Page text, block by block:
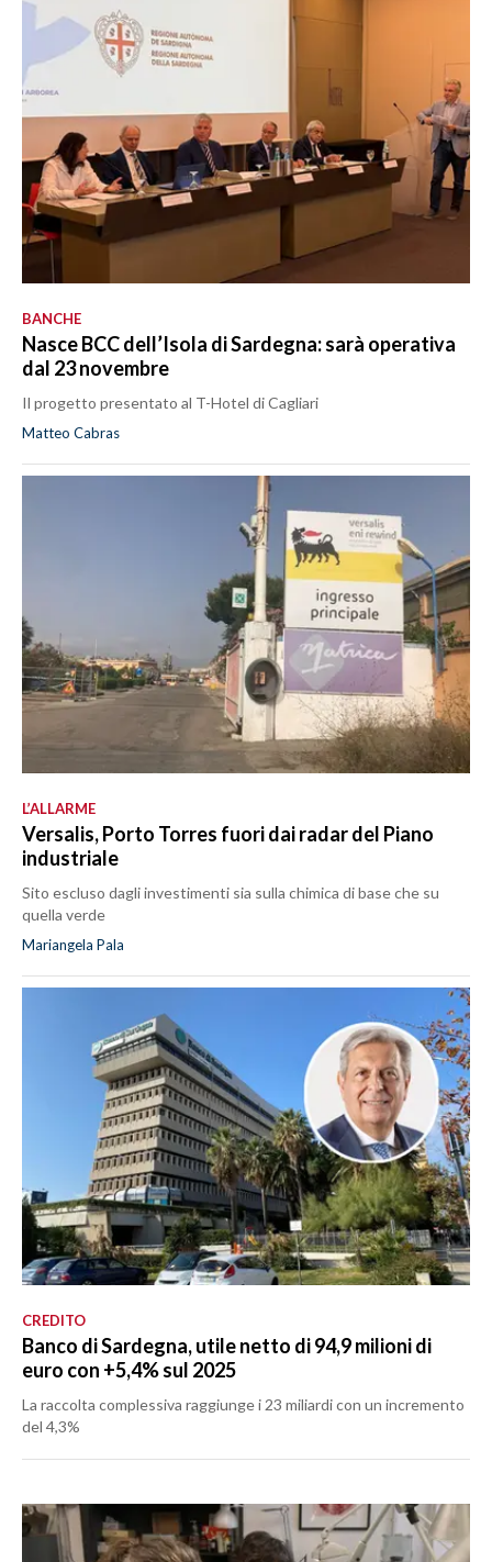
BANCHE
Nasce BCC dell’Isola di Sardegna: sarà operativa
dal 23 novembre
Il progetto presentato al T-Hotel di Cagliari
Matteo Cabras
L’ALLARME
Versalis, Porto Torres fuori dai radar del Piano
industriale
Sito escluso dagli investimenti sia sulla chimica di base che su
quella verde
Mariangela Pala
CREDITO
Banco di Sardegna, utile netto di 94,9 milioni di
euro con +5,4% sul 2025
La raccolta complessiva raggiunge i 23 miliardi con un incremento
del 4,3%